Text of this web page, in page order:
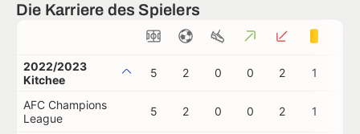
Die Karriere des Spielers
2022/2023
Kitchee
5 2 0 0 2 1
AFC Champions
League
5 2 0 0 2 1